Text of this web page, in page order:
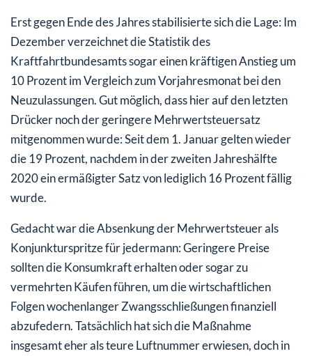
Erst gegen Ende des Jahres stabilisierte sich die Lage: Im
Dezember verzeichnet die Statistik des
Kraftfahrtbundesamts sogar einen kräftigen Anstieg um
10 Prozent im Vergleich zum Vorjahresmonat bei den
Neuzulassungen. Gut möglich, dass hier auf den letzten
Drücker noch der geringere Mehrwertsteuersatz
mitgenommen wurde: Seit dem 1. Januar gelten wieder
die 19 Prozent, nachdem in der zweiten Jahreshälfte
2020 ein ermäßigter Satz von lediglich 16 Prozent fällig
wurde.
Gedacht war die Absenkung der Mehrwertsteuer als
Konjunkturspritze für jedermann: Geringere Preise
sollten die Konsumkraft erhalten oder sogar zu
vermehrten Käufen führen, um die wirtschaftlichen
Folgen wochenlanger Zwangsschließungen finanziell
abzufedern. Tatsächlich hat sich die Maßnahme
insgesamt eher als teure Luftnummer erwiesen, doch in